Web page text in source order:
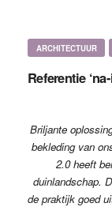
ARCHITECTUUR
Referentie
Briljante
bekleding van
2.0 heeft
duinlandschap.
de praktijk goed